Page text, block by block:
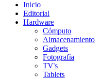
Inicio
Editorial
Hardware
Cómputo
Almacenamiento
Gadgets
Fotografía
TV's
Tablets